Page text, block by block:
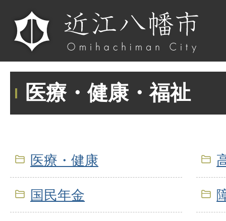
医療・健康・福祉
医療・健康
国民年金